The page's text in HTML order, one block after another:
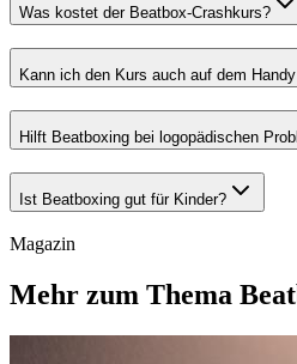
Was kostet der Beatbox-Crashkurs?
Kann ich den Kurs auch auf dem
Hilft Beatboxing bei logopädischen
Ist Beatboxing gut für Kinder?
Magazin
Mehr zum Thema